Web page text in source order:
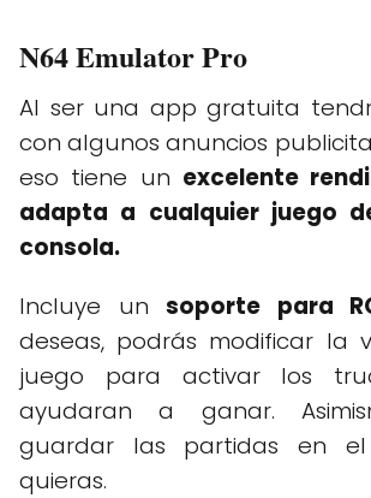
N64 Emulator Pro
Al ser una app gratuita
con algunos anuncios
eso tiene un excelente
adapta a cualquier juego
consola.
Incluye unsoporte para
deseas, podrás modificar la
juego para activar los
ayudaran a ganar.
guardar las partidas en
quieras.